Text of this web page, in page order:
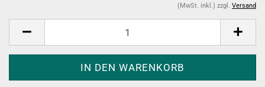
(MwSt. inkl.) zzgl. Versand